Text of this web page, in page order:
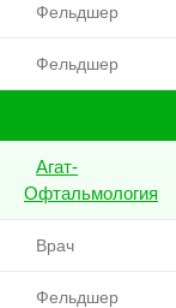
Фельдшер
Фельдшер
Агат-
Офтальмология
Врач
Фельдшер